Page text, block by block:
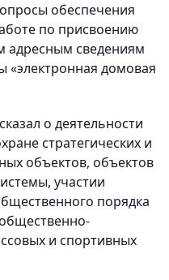
обеспечения
по присвоению
адресным сведениям
«электронная домовая
о деятельности
стратегических и
объектов, объектов
участии
порядка
и спортивных